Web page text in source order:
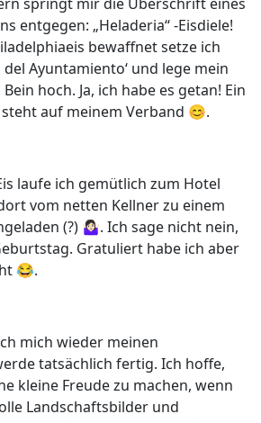
entgegen: „Heladeria“ -Eisdiele!
bewaffnet setze ich
del Ayuntamiento‘ und lege mein
hoch. Ja, ich habe es getan! Ein
steht auf meinem Verband 😊.
laufe ich gemütlich zum Hotel
vom netten Kellner zu einem
(?) 🤷🏻‍♀️. Ich sage nicht nein,
Gratuliert habe ich aber
😂.
mich wieder meinen
tatsächlich fertig. Ich hoffe,
kleine Freude zu machen, wenn
Landschaftsbilder und